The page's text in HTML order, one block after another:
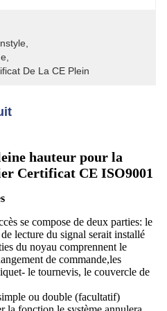
De La CE Plein
hauteur pour la
Certificat CE ISO9001
se compose de deux parties: le
lecture du signal serait installé
du noyau comprennent le
de commande,les
le tournevis, le couvercle de
ou double (facultatif)